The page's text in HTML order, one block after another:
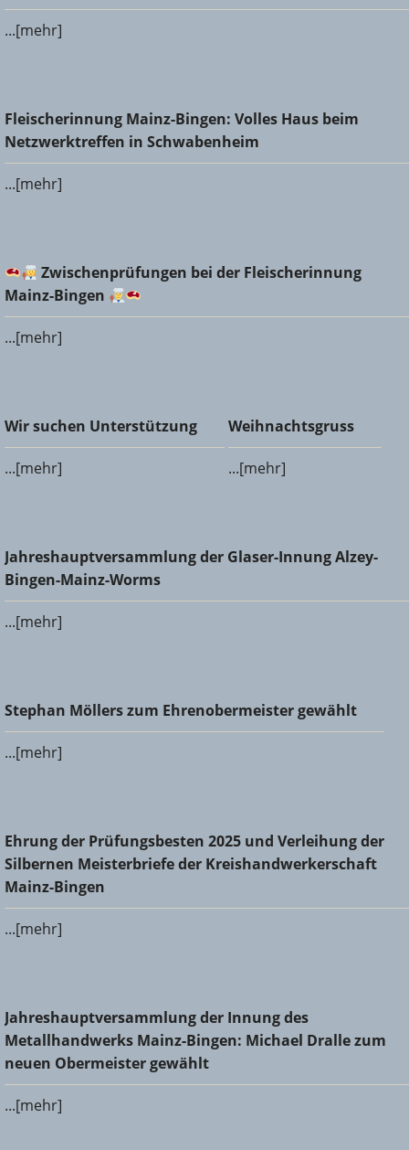
...[mehr]
Fleischerinnung Mainz-Bingen: Volles Haus beim
Netzwerktreffen in Schwabenheim
Fleischerinnung Mainz-Bingen: Volles Haus beim
Netzwerktreffen in Schwabenheim
...[mehr]
Zwischenprüfungen bei der Fleischerinnung Mainz-
Bingen
Zwischenprüfungen bei der Fleischerinnung
Mainz-Bingen
...[mehr]
Wir suchen Unterstützung
Wir suchen Unterstützung
...[mehr]
Weihnachtsgruss
Weihnachtsgruss
...[mehr]
Jahreshauptversammlung der Glaser-Innung Alzey-Bingen-
Mainz-Worms
Jahreshauptversammlung der Glaser-Innung Alzey-
Bingen-Mainz-Worms
...[mehr]
Stephan Möllers zum Ehrenobermeister gewählt
Stephan Möllers zum Ehrenobermeister gewählt
...[mehr]
Ehrung der Prüfungsbesten 2025 und Verleihung der
Silbernen Meisterbriefe der Kreishandwerkerschaft Mainz-
Bingen
Ehrung der Prüfungsbesten 2025 und Verleihung der
Silbernen Meisterbriefe der Kreishandwerkerschaft
Mainz-Bingen
...[mehr]
Jahreshauptversammlung der Innung des
Metallhandwerks Mainz-Bingen: Michael Dralle zum neuen
Obermeister gewählt
Jahreshauptversammlung der Innung des
Metallhandwerks Mainz-Bingen: Michael Dralle zum
neuen Obermeister gewählt
...[mehr]